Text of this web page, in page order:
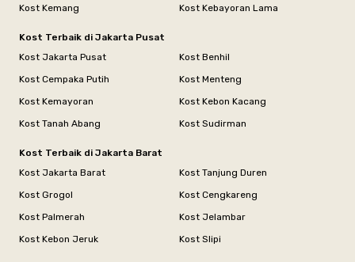
Kost Kemang
Kost Kebayoran Lama
Kost Terbaik di Jakarta Pusat
Kost Jakarta Pusat
Kost Benhil
Kost Cempaka Putih
Kost Menteng
Kost Kemayoran
Kost Kebon Kacang
Kost Tanah Abang
Kost Sudirman
Kost Terbaik di Jakarta Barat
Kost Jakarta Barat
Kost Tanjung Duren
Kost Grogol
Kost Cengkareng
Kost Palmerah
Kost Jelambar
Kost Kebon Jeruk
Kost Slipi